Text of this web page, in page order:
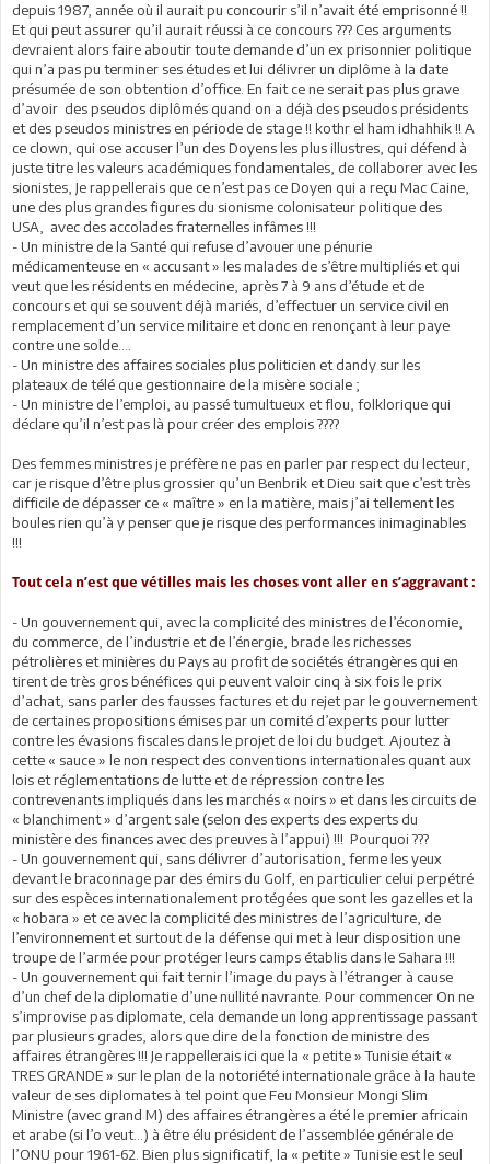
depuis 1987, année où il aurait pu concourir s’il n’avait été emprisonné !!
Et qui peut assurer qu’il aurait réussi à ce concours ??? Ces arguments
devraient alors faire aboutir toute demande d’un ex prisonnier politique
qui n’a pas pu terminer ses études et lui délivrer un diplôme à la date
présumée de son obtention d’office. En fait ce ne serait pas plus grave
d’avoir des pseudos diplômés quand on a déjà des pseudos présidents
et des pseudos ministres en période de stage !! kothr el ham idhahhik !! A
ce clown, qui ose accuser l’un des Doyens les plus illustres, qui défend à
juste titre les valeurs académiques fondamentales, de collaborer avec les
sionistes, Je rappellerais que ce n’est pas ce Doyen qui a reçu Mac Caine,
une des plus grandes figures du sionisme colonisateur politique des
USA, avec des accolades fraternelles infâmes !!!
- Un ministre de la Santé qui refuse d’avouer une pénurie
médicamenteuse en « accusant » les malades de s’être multipliés et qui
veut que les résidents en médecine, après 7 à 9 ans d’étude et de
concours et qui se souvent déjà mariés, d’effectuer un service civil en
remplacement d’un service militaire et donc en renonçant à leur paye
contre une solde….
- Un ministre des affaires sociales plus politicien et dandy sur les
plateaux de télé que gestionnaire de la misère sociale ;
- Un ministre de l’emploi, au passé tumultueux et flou, folklorique qui
déclare qu’il n’est pas là pour créer des emplois ????
Des femmes ministres je préfère ne pas en parler par respect du lecteur,
car je risque d’être plus grossier qu’un Benbrik et Dieu sait que c’est très
difficile de dépasser ce « maître » en la matière, mais j’ai tellement les
boules rien qu’à y penser que je risque des performances inimaginables
!!!
Tout cela n’est que vétilles mais les choses vont aller en s’aggravant :
- Un gouvernement qui, avec la complicité des ministres de l’économie,
du commerce, de l’industrie et de l’énergie, brade les richesses
pétrolières et minières du Pays au profit de sociétés étrangères qui en
tirent de très gros bénéfices qui peuvent valoir cinq à six fois le prix
d’achat, sans parler des fausses factures et du rejet par le gouvernement
de certaines propositions émises par un comité d’experts pour lutter
contre les évasions fiscales dans le projet de loi du budget. Ajoutez à
cette « sauce » le non respect des conventions internationales quant aux
lois et réglementations de lutte et de répression contre les
contrevenants impliqués dans les marchés « noirs » et dans les circuits de
« blanchiment » d’argent sale (selon des experts des experts du
ministère des finances avec des preuves à l’appui) !!! Pourquoi ???
- Un gouvernement qui, sans délivrer d’autorisation, ferme les yeux
devant le braconnage par des émirs du Golf, en particulier celui perpétré
sur des espèces internationalement protégées que sont les gazelles et la
« hobara » et ce avec la complicité des ministres de l’agriculture, de
l’environnement et surtout de la défense qui met à leur disposition une
troupe de l’armée pour protéger leurs camps établis dans le Sahara !!!
- Un gouvernement qui fait ternir l’image du pays à l’étranger à cause
d’un chef de la diplomatie d’une nullité navrante. Pour commencer On ne
s’improvise pas diplomate, cela demande un long apprentissage passant
par plusieurs grades, alors que dire de la fonction de ministre des
affaires étrangères !!! Je rappellerais ici que la « petite » Tunisie était «
TRES GRANDE » sur le plan de la notoriété internationale grâce à la haute
valeur de ses diplomates à tel point que Feu Monsieur Mongi Slim
Ministre (avec grand M) des affaires étrangères a été le premier africain
et arabe (si l’o veut…) à être élu président de l’assemblée générale de
l’ONU pour 1961-62. Bien plus significatif, la « petite » Tunisie est le seul